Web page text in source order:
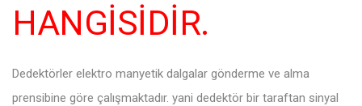
HANGİSİDİR.
Dedektörler elektro manyetik dalgalar gönderme ve alma
prensibine göre çalışmaktadır. yani dedektör bir taraftan sinyal